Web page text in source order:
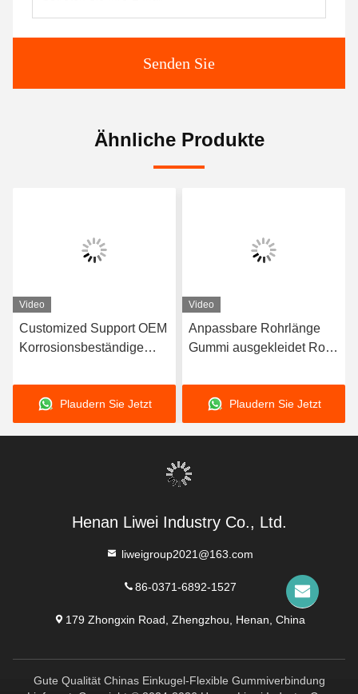
Senden Sie
Ähnliche Produkte
Video
Customized Support OEM
Korrosionsbeständige
langlebiger
Naturkautschuk Neopren
EPDM und Nitril-
Plaudern Sie Jetzt
Video
Anpassbare Rohrlänge
Gummi ausgekleidet Rohr
Auskleidungsdicke mit
hervorragender
Korrosionsbeständigkeit
Plaudern Sie Jetzt
Henan Liwei Industry Co., Ltd.
liweigroup2021@163.com
86-0371-6892-1527
179 Zhongxin Road, Zhengzhou, Henan, China
Gute Qualität Chinas Einkugel-Flexible Gummiverbindung